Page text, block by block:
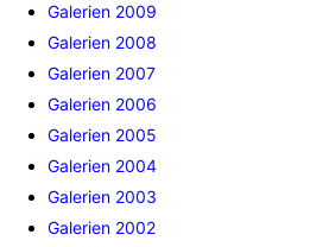
Galerien 2009
Galerien 2008
Galerien 2007
Galerien 2006
Galerien 2005
Galerien 2004
Galerien 2003
Galerien 2002